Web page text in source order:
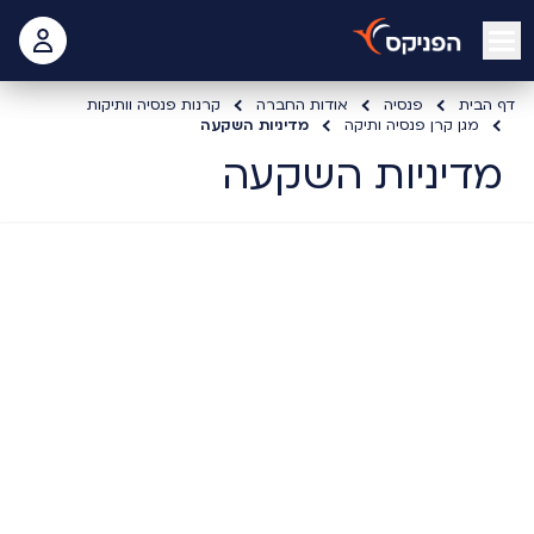
open mobile menu
דף הבית פנסיה אודות החברה
קרנות פנסיה וותיקות
מגן קרן פנסיה ותיקה
מדיניות השקעה
מדיניות השקעה